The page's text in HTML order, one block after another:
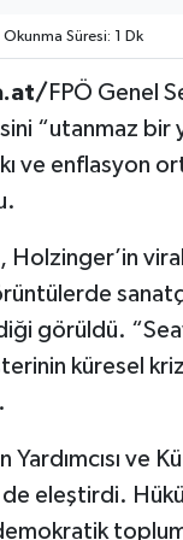
Okunma Süresi: 1 Dk
FPÖ Genel
“utanmaz
ve enflasyon
Holzinger’in
görüldü.
küresel
Yardımcısı ve
eleştirdi.